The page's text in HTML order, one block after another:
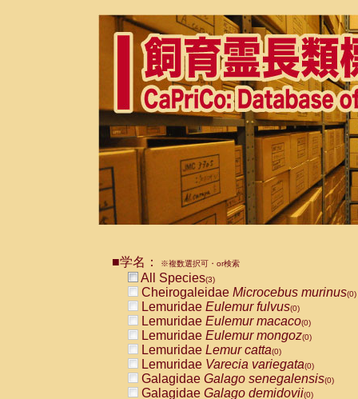
■学名： ※複数選択可・or検索
All Species(3)
Cheirogaleidae Microcebus murinus(0)
Lemuridae Eulemur fulvus(0)
Lemuridae Eulemur macaco(0)
Lemuridae Eulemur mongoz(0)
Lemuridae Lemur catta(0)
Lemuridae Varecia variegata(0)
Galagidae Galago senegalensis(0)
Galagidae Galago demidovii(0)